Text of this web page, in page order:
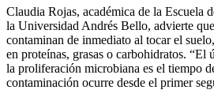
Claudia Rojas, académica de la Escuela
la Universidad Andrés Bello, advierte
contaminan de inmediato al tocar el
en proteínas, grasas o carbohidratos.
la proliferación microbiana es el tiempo
contaminación ocurre desde el primer